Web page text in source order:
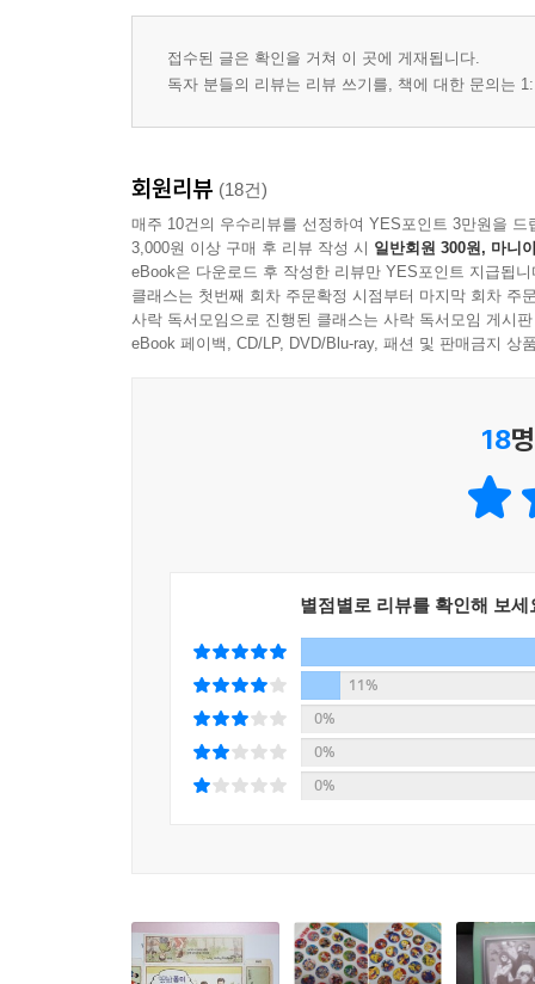
접수된 글은 확인을 거쳐 이 곳에 게재됩니다.
독자 분들의 리뷰는 리뷰 쓰기를, 책에 대한 문의는
회원리뷰 (18건)
매주 10건의 우수리뷰를 선정하여 YES포인트 3만원을 드
3,000원 이상 구매 후 리뷰 작성 시 일반회원 300원, 마니
eBook은 다운로드 후 작성한 리뷰만 YES포인트 지급됩니
클래스는 첫번째 회차 주문확정 시점부터 마지막 회차 주
사락 독서모임으로 진행된 클래스는 사락 독서모임 게시
eBook 페이백, CD/LP, DVD/Blu-ray, 패션 및 판매금지 상
18
별점별로 리뷰를 확인해 보세
11%
0%
0%
0%